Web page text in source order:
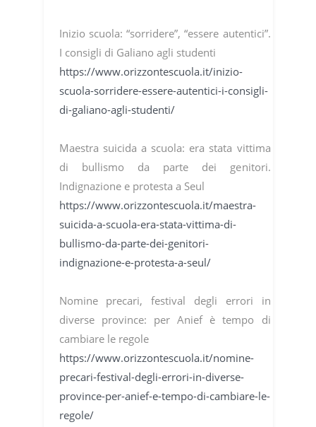
Inizio scuola: “sorridere”, “essere autentici”.
I consigli di Galiano agli studenti
https://www.orizzontescuola.it/inizio-
scuola-sorridere-essere-autentici-i-consigli-
di-galiano-agli-studenti/
Maestra suicida a scuola: era stata vittima
di bullismo da parte dei genitori.
Indignazione e protesta a Seul
https://www.orizzontescuola.it/maestra-
suicida-a-scuola-era-stata-vittima-di-
bullismo-da-parte-dei-genitori-
indignazione-e-protesta-a-seul/
Nomine precari, festival degli errori in
diverse province: per Anief è tempo di
cambiare le regole
https://www.orizzontescuola.it/nomine-
precari-festival-degli-errori-in-diverse-
province-per-anief-e-tempo-di-cambiare-le-
regole/